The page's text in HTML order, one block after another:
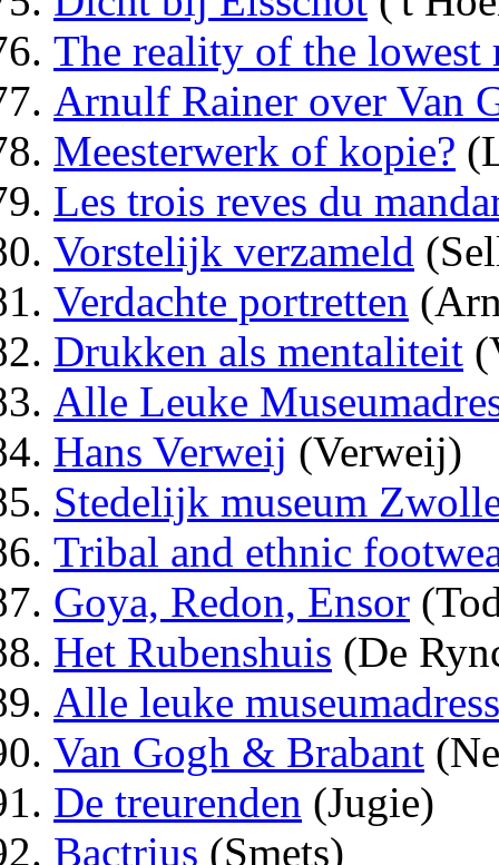
The reality of the lowest
Arnulf Rainer over Van
Meesterwerk of kopie?
Les trois reves du
Vorstelijk verzameld
Verdachte portretten
Drukken als mentaliteit
Alle Leuke
Hans Verweij (Verweij)
Stedelijk museum
Tribal and ethnic
Goya, Redon, Ensor
Het Rubenshuis (De
Alle leuke
Van Gogh & Brabant
De treurenden (Jugie)
Bactrius (Smets)